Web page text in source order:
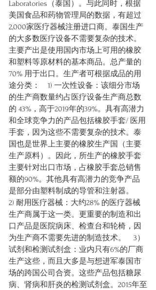
Laboratories（泰国）。与此同时，根据
美国食品和药物管理局的数据，有超过
2,000家医疗器械注册进口商。泰国生产
的大多数医疗设备不需要复杂的技术。
主要产出是使用国内市场上可用的橡胶
和塑料等原材料的基本商品。总产量的
70% 用于出口。生产者可根据成品的用
途分类：    1) 一次性设备：该细分市场
的生产商数量约占医疗设备生产商总数
的 43%，高于2019年的39%。具有高潜力
和全球竞争力的产品包括橡胶手套/ 医用
手套，因为这些不需要复杂的技术。泰
国也是世界上主要的橡胶生产国（主要
生产原料）。因此，所生产的橡胶手套
主要针对出口市场，占橡胶手套总销售
额的90%。其他具有高潜力的竞争产品
是部分由塑料制成的导管和注射器。
2) 耐用医疗器械：大约28% 的医疗器械
生产商属于这一类。更重要的制造和出
口产品是医院病床、检查台和轮椅，因
为生产商不需要先进的制造技术。    3）
试剂和检测试剂盒：业内只有6%的厂商
生产这些，而且大多是与想进军泰国市
场的跨国公司合资。这些产品包括糖尿
病、肾病和肝炎的检测试剂盒。2015年至